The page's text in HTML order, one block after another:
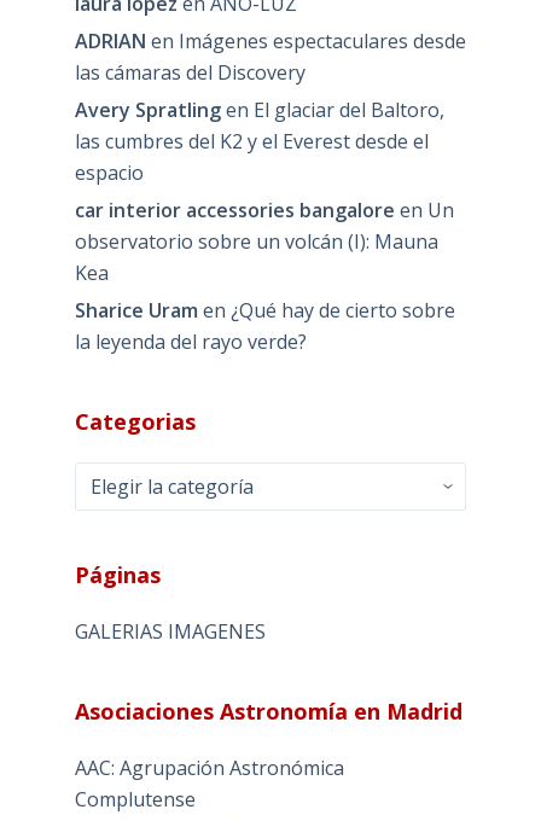
ADRIAN en Imágenes espectaculares desde
las cámaras del Discovery
Avery Spratlingen El glaciar del Baltoro,
las cumbres del K2 y el Everest desde el
espacio
car interior accessories bangalore en Un
observatorio sobre un volcán (I): Mauna
Kea
Sharice Uram en ¿Qué hay de cierto sobre
la leyenda del rayo verde?
Categorias
Categorias
Páginas
GALERIAS IMAGENES
Asociaciones Astronomía en Madrid
AAC: Agrupación Astronómica
Complutense